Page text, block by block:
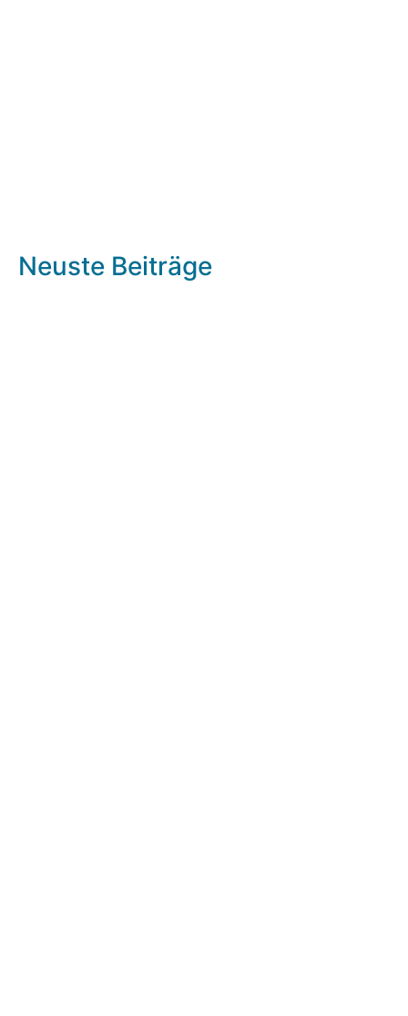
Neuste Beiträge